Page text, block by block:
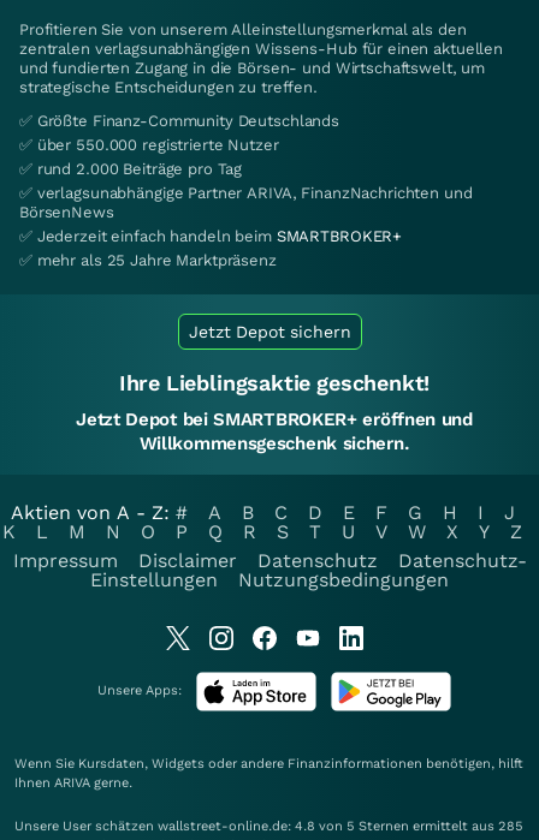
Profitieren Sie von unserem Alleinstellungsmerkmal als den
zentralen verlagsunabhängigen Wissens-Hub für einen aktuellen
und fundierten Zugang in die Börsen- und Wirtschaftswelt, um
strategische Entscheidungen zu treffen.
✅ Größte Finanz-Community Deutschlands
✅ über 550.000 registrierte Nutzer
✅ rund 2.000 Beiträge pro Tag
✅ verlagsunabhängige Partner ARIVA, FinanzNachrichten und
BörsenNews
✅ Jederzeit einfach handeln beim SMARTBROKER+
✅ mehr als 25 Jahre Marktpräsenz
Jetzt Depot sichern
Ihre Lieblingsaktie geschenkt!
Jetzt Depot bei SMARTBROKER+ eröffnen und
Willkommensgeschenk sichern.
Aktien von A - Z: # A B C D E F G H I
J
K
L M N O P Q R S T U V W X Y
Z
Impressum
Disclaimer Datenschutz
Datenschutz-
Einstellungen
Nutzungsbedingungen
Unsere Apps:
Wenn Sie Kursdaten, Widgets oder andere Finanzinformationen benötigen, hilft
Ihnen ARIVA gerne.
Unsere User schätzen wallstreet-online.de: 4.8 von 5 Sternen ermittelt aus 285